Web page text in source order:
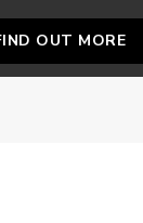
OUT MORE